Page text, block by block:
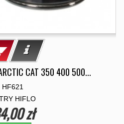
CAT 350 400 500...
HF621
HIFLO
zł